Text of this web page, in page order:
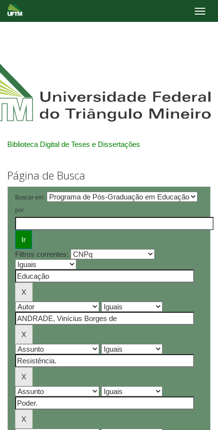
Biblioteca Digital de Teses e Dissertações
Página de Busca
Buscar em:
por
Filtros correntes: